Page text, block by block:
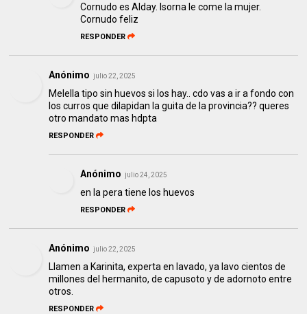
Cornudo es Alday. Isorna le come la mujer.
Cornudo feliz
RESPONDER
Anónimo julio 22, 2025
Melella tipo sin huevos si los hay.. cdo vas a ir a fondo con
los curros que dilapidan la guita de la provincia?? queres
otro mandato mas hdpta
RESPONDER
Anónimo julio 24, 2025
en la pera tiene los huevos
RESPONDER
Anónimo julio 22, 2025
Llamen a Karinita, experta en lavado, ya lavo cientos de
millones del hermanito, de capusoto y de adornoto entre
otros.
RESPONDER